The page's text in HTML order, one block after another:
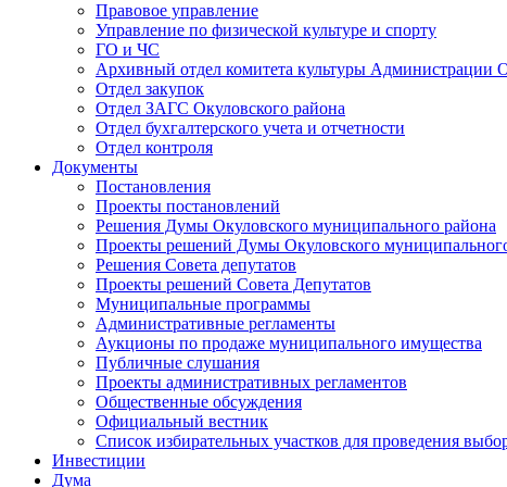
Правовое управление
Управление по физической культуре и спорту
ГО и ЧС
Архивный отдел комитета культуры Администрации
Отдел закупок
Отдел ЗАГС Окуловского района
Отдел бухгалтерского учета и отчетности
Отдел контроля
Документы
Постановления
Проекты постановлений
Решения Думы Окуловского муниципального района
Проекты решений Думы Окуловского
Решения Совета депутатов
Проекты решений Совета Депутатов
Муниципальные программы
Административные регламенты
Аукционы по продаже муниципального имущества
Публичные слушания
Проекты административных регламентов
Общественные обсуждения
Официальный вестник
Список избирательных участков для проведения
Инвестиции
Дума